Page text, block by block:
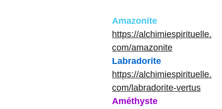
Amazonite
https://alchimiespirituelle.
com/amazonite
Labradorite
https://alchimiespirituelle.
com/labradorite-vertus
Améthyste